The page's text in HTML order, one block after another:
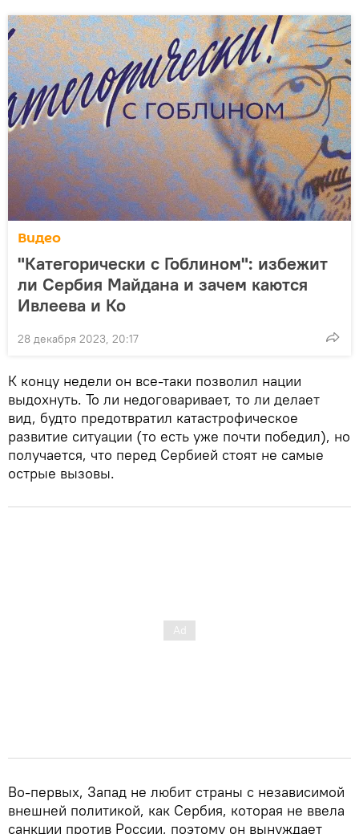
Видео
"Категорически с Гоблином": избежит
ли Сербия Майдана и зачем каются
Ивлеева и Ко
28 декабря 2023, 20:17
К концу недели он все-таки позволил нации
выдохнуть. То ли недоговаривает, то ли делает
вид, будто предотвратил катастрофическое
развитие ситуации (то есть уже почти победил), но
получается, что перед Сербией стоят не самые
острые вызовы.
Во-первых, Запад не любит страны с независимой
внешней политикой, как Сербия, которая не ввела
санкции против России, поэтому он вынуждает